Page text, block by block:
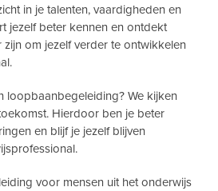
in je talenten, vaardigheden en
jezelf beter kennen en ontdekt
om jezelf verder te ontwikkelen
loopbaanbegeleiding? We kijken
Hierdoor ben je beter
en blijf je jezelf blijven
voor mensen uit het onderwijs